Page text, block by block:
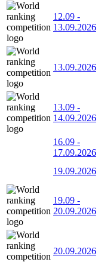
12.09 -
13.09.2026
13.09.2026
13.09 -
14.09.2026
16.09 -
17.09.2026
19.09.2026
19.09 -
20.09.2026
20.09.2026